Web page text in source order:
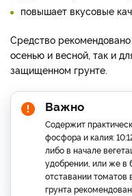
повышает вкусовые
Средство
осенью и весной, так и
защищенном грунте.
Важно
Содержит
фосфора и калия:
либо в начале
удобрении, или же в
отставании томатов
грунта